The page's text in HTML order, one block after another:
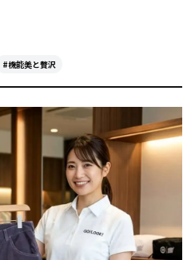
#機能美と贅沢